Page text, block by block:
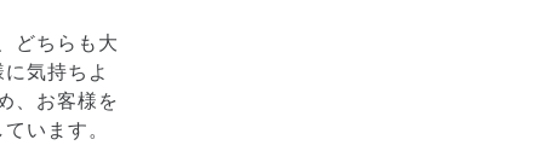
どちらも大
気持ちよ
、お客様を
います。